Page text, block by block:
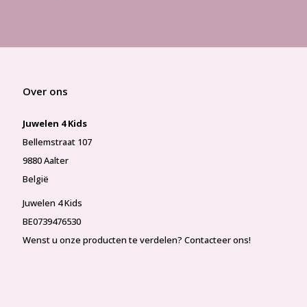
Over ons
Juwelen 4 Kids
Bellemstraat 107
9880 Aalter
België
Juwelen 4 Kids
BE0739476530
Wenst u onze producten te verdelen? Contacteer ons!